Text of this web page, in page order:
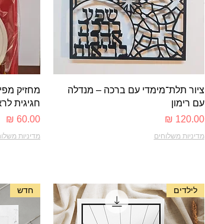
תצוגה מהירה
ציור תלת־מימדי עם ברכה – מנדלה
עם רימון
מחיר‏120.00 ‏₪
מדיניות משלוחים
מחזיק
חגיגית
מחיר
מדיניות
לילדים חדש